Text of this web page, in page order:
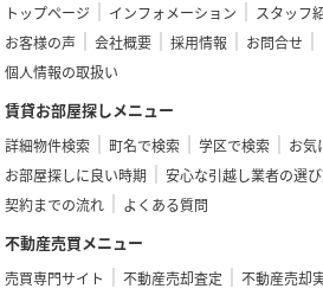
トップページ インフォメーション スタッフ
お客様の声
会社概要 採用情報 お問合せ
個人情報の取扱い
賃貸お部屋探しメニュー
詳細物件検索 町名で検索 学区で検索 お気
お部屋探しに良い時期
安心な引越し業者の選
契約までの流れ
よくある質問
不動産売買メニュー
売買専門サイト 不動産売却査定 不動産売却